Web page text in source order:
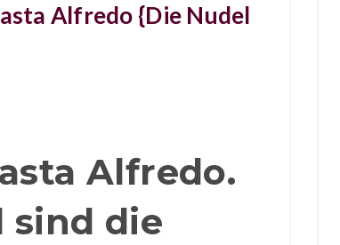
Alfredo {Die Nudel
Alfredo.
sind die